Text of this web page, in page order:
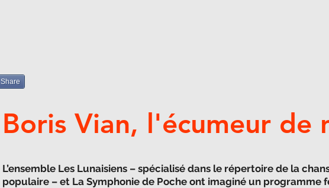
Share
Boris Vian, l'écumeur de
L’ensemble Les Lunaisiens – spécialisé dans le répertoire de la
populaire – et La Symphonie de Poche ont imaginé un programme